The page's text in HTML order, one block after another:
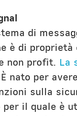
di
è di proprietà
non profit. La
new
nato per
sulla
per il quale è